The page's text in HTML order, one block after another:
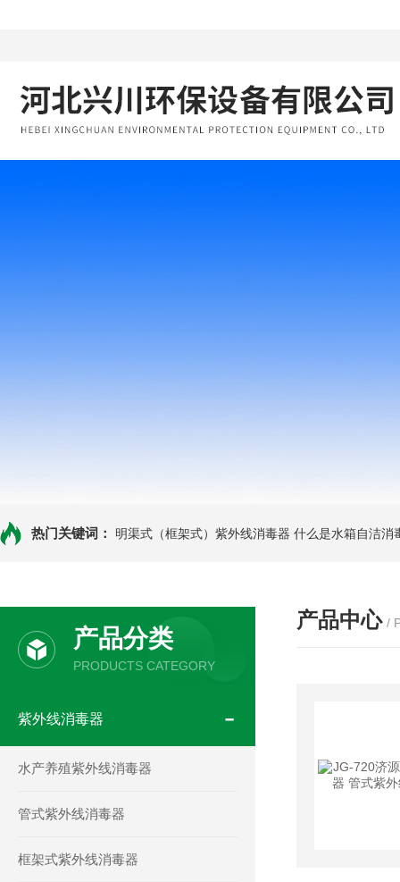
热门关键词： 明渠式（框架式）紫外线消毒器 什么是水箱自洁消
产品分类
PRODUCTS CATEGORY
紫外线消毒器
水产养殖紫外线消毒器
管式紫外线消毒器
框架式紫外线消毒器
产品中心 /